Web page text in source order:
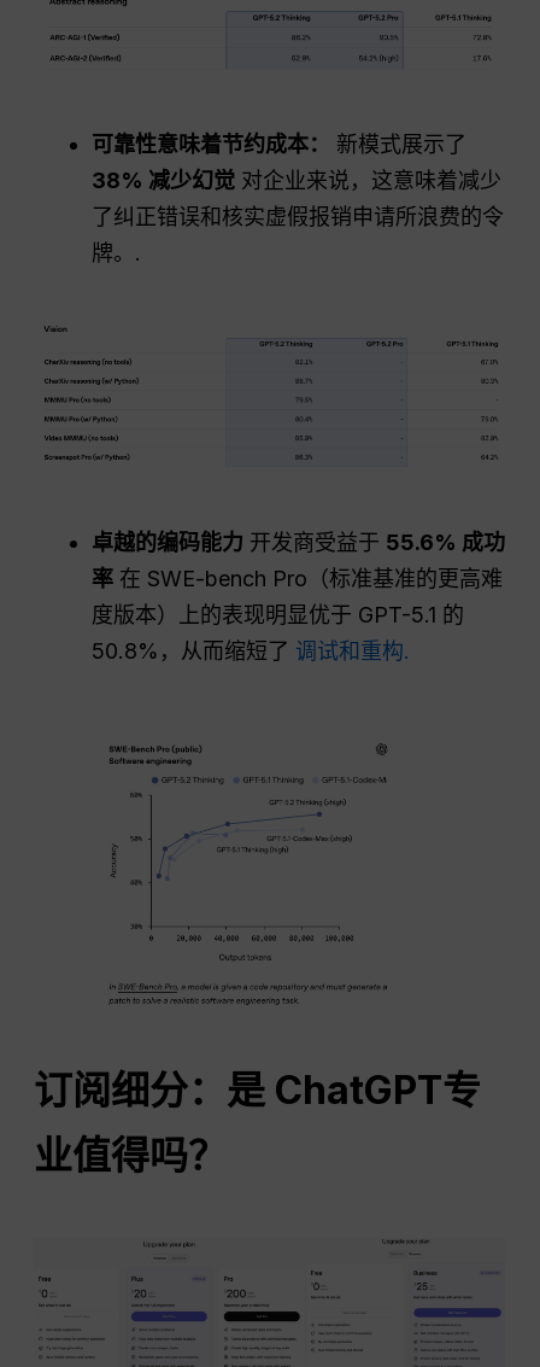
可靠性意味着节约成本：
新模式展示了
38% 减少幻觉 对企业来说，这意味着减少
了纠正错误和核实虚假报销申请所浪费的令
牌。.
卓越的编码能力 开发商受益于 55.6% 成功
率 在 SWE-bench Pro（标准基准的更高难
度版本）上的表现明显优于 GPT-5.1 的
50.8%，从而缩短了 调试和重构.
订阅细分：是 ChatGPT专
业值得吗？